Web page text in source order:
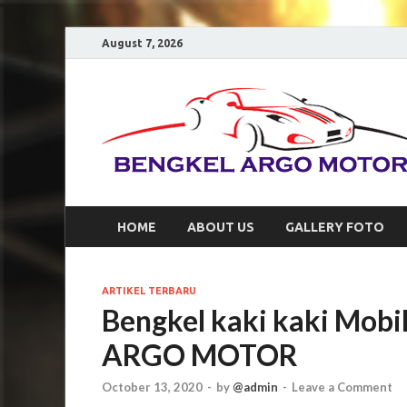
August 7, 2026
HOME ABOUT US GALLERY FOTO
ARTIKEL TERBARU
Bengkel kaki kaki
ARGO MOTOR
October 13, 2020 - by @admin - Leave a Comment